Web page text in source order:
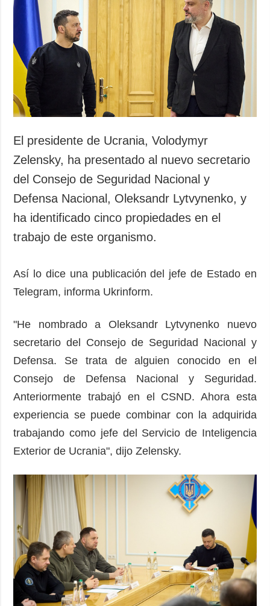
Sociedad y
Cultura
Deportes
Crimen
Desastres y
emergencias
datos personales
ADICIONAL
Podcasts
Publicaciones
Entrevistas
Fotos
Video
Releases
SERVICIOS
Suscripción
imágenes
El presidente de Ucrania, Volodymyr
Zelensky, ha presentado al nuevo secretario
del Consejo de Seguridad Nacional y
Defensa Nacional, Oleksandr Lytvynenko, y
ha identificado cinco propiedades en el
trabajo de este organismo.
Así lo dice una publicación del jefe de Estado en
Telegram, informa Ukrinform.
"He nombrado a Oleksandr Lytvynenko nuevo
secretario del Consejo de Seguridad Nacional y
Defensa. Se trata de alguien conocido en el
Consejo de Defensa Nacional y Seguridad.
Anteriormente trabajó en el CSND. Ahora esta
experiencia se puede combinar con la adquirida
trabajando como jefe del Servicio de Inteligencia
Exterior de Ucrania", dijo Zelensky.